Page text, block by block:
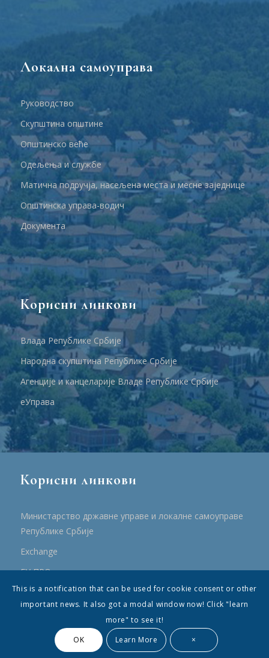
Локална самоуправа
Руководство
Скупштина општине
Општинско веће
Одељења и службе
Матична подручја, насељена места и месне заједнице
Општинска управа-водич
Документа
Корисни линкови
Влада Републике Србије
Народна скупштина Републике Србије
Агенције и канцеларије Владе Републике Србије
еУправа
Корисни линкови
Министарство државне управе и локалне самоуправе
Републике Србије
Еxchange
ЕУ ПРО
ПРРР
© Општина Топола - Сва права су садржана
This is a notification that can be used for cookie consent or other
important news. It also got a modal window now! Click "learn
more" to see it!
OK
Learn More ×